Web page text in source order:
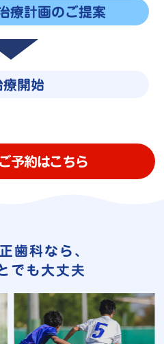
療計画のご提案
開始
予約はこちら
歯科なら､
でも大丈夫